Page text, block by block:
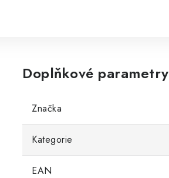
Doplňkové parametry
Značka
Kategorie
EAN